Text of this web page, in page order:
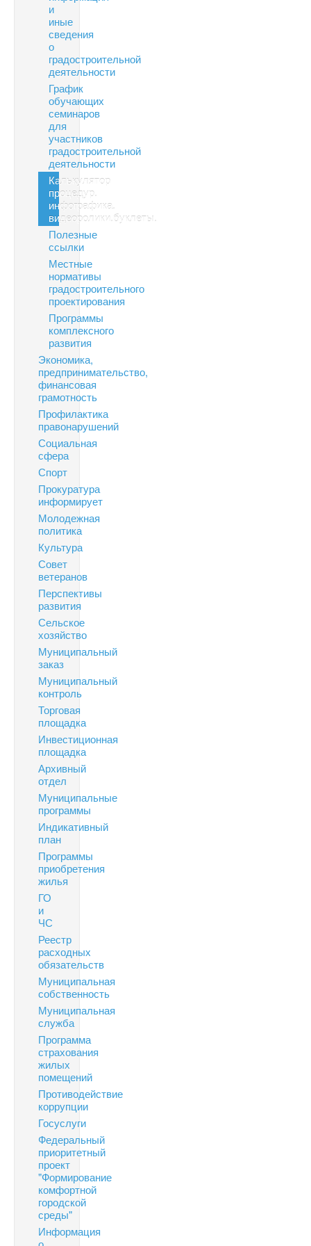
и
иные
сведения
о
градостроительной
деятельности
График
обучающих
семинаров
для
участников
градостроительной
деятельности
Калькулятор
процедур.
инфографика.
видеоролики.буклеты.
Полезные
ссылки
Местные
нормативы
градостроительного
проектирования
Программы
комплексного
развития
Экономика,
предпринимательство,
финансовая
грамотность
Профилактика
правонарушений
Социальная
сфера
Спорт
Прокуратура
информирует
Молодежная
политика
Культура
Совет
ветеранов
Перспективы
развития
Сельское
хозяйство
Муниципальный
заказ
Муниципальный
контроль
Торговая
площадка
Инвестиционная
площадка
Архивный
отдел
Муниципальные
программы
Индикативный
план
Программы
приобретения
жилья
ГО
и
ЧС
Реестр
расходных
обязательств
Муниципальная
собственность
Муниципальная
служба
Программа
страхования
жилых
помещений
Противодействие
коррупции
Госуслуги
Федеральный
приоритетный
проект
"Формирование
комфортной
городской
среды"
Информация